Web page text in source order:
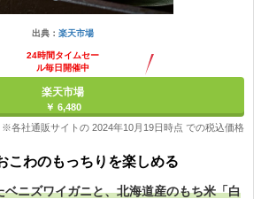
出典： 楽天市場
24時間タイムセー
ル毎日開催中
楽天市場
￥ 6,480
※各社通販サイトの 2024年10月19日時点 での税込価格
こわのもっちりを楽しめる
ベニズワイガニと、北海道産のもち米「白